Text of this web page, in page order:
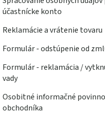
účastnícke konto
Reklamácie a vrátenie tovaru
Formulár - odstúpenie od
Formulár - reklamácia /
vady
Osobitné informačné
obchodníka